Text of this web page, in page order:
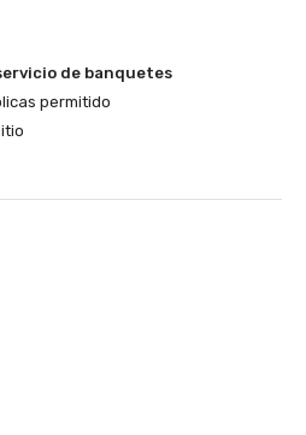
de banquetes
permitido